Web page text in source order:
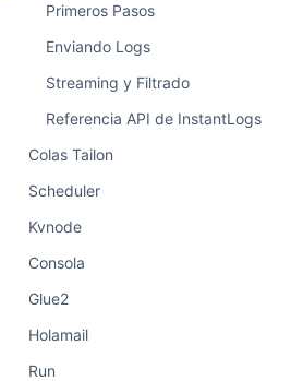
Primeros Pasos
Enviando Logs
Streaming y Filtrado
Referencia API de InstantLogs
Colas Tailon
Scheduler
Kvnode
Consola
Glue2
Holamail
Run